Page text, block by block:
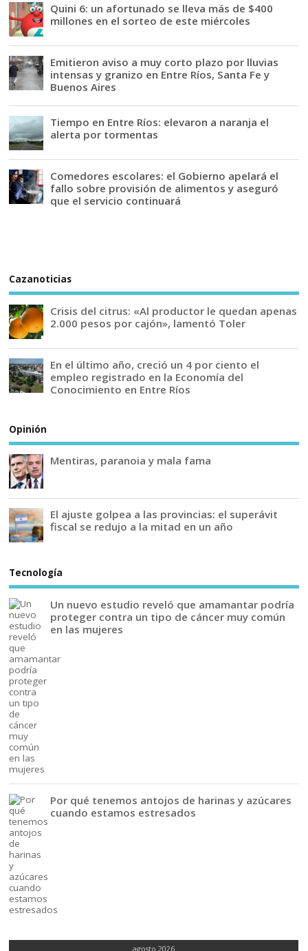
Quini 6: un afortunado se lleva más de $400
millones en el sorteo de este miércoles
Emitieron aviso a muy corto plazo por lluvias
intensas y granizo en Entre Ríos, Santa Fe y
Buenos Aires
Tiempo en Entre Ríos: elevaron a naranja el
alerta por tormentas
Comedores escolares: el Gobierno apelará el
fallo sobre provisión de alimentos y aseguró
que el servicio continuará
Cazanoticias
Crisis del citrus: «Al productor le quedan apenas
2.000 pesos por cajón», lamentó Toler
En el último año, creció un 4 por ciento el
empleo registrado en la Economía del
Conocimiento en Entre Ríos
Opinión
Mentiras, paranoia y mala fama
El ajuste golpea a las provincias: el superávit
fiscal se redujo a la mitad en un año
Tecnología
Un nuevo estudio reveló que amamantar podría
proteger contra un tipo de cáncer muy común
en las mujeres
Por qué tenemos antojos de harinas y azúcares
cuando estamos estresados
agosto 2026